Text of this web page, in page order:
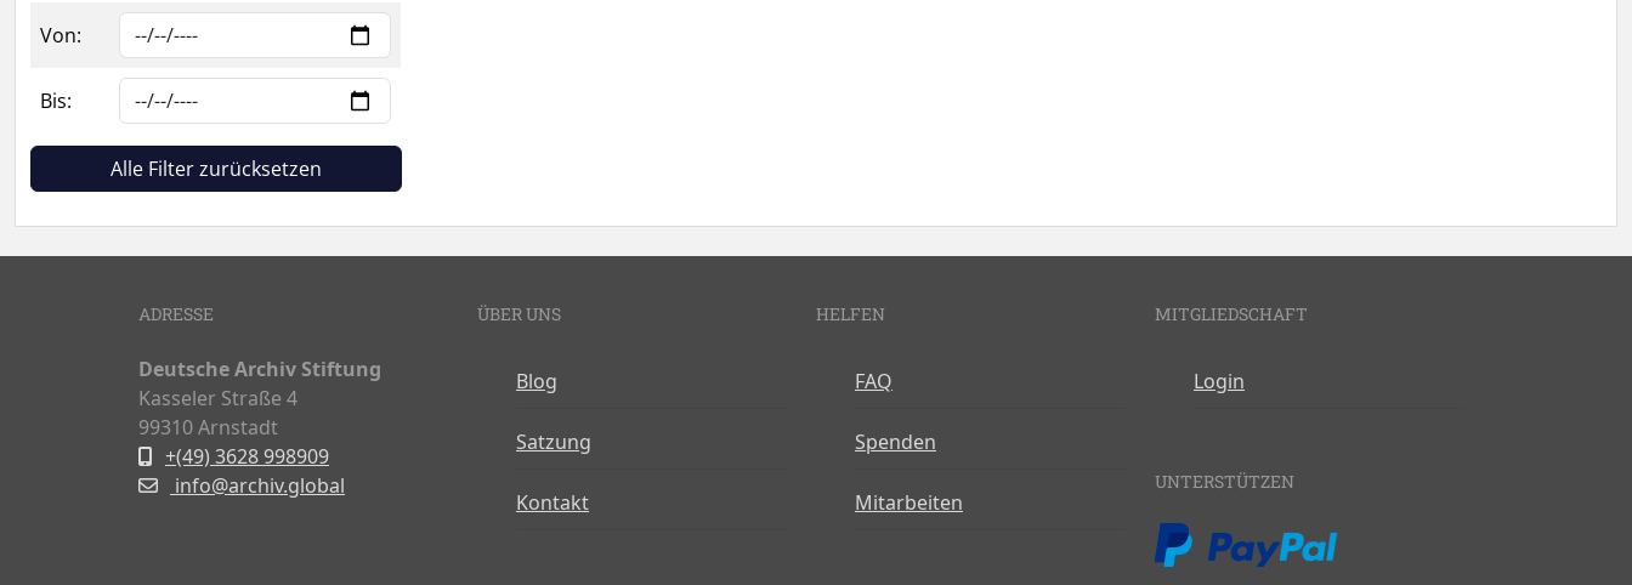
Von:
Bis:
Alle Filter zurücksetzen
ADRESSE
Deutsche Archiv Stiftung
Kasseler Straße 4
99310 Arnstadt
+(49) 3628 998909
info@archiv.global
ÜBER UNS
Blog
Satzung
Kontakt
HELFEN
FAQ
Spenden
Mitarbeiten
MITGLIEDSCHAFT
Login
UNTERSTÜTZEN